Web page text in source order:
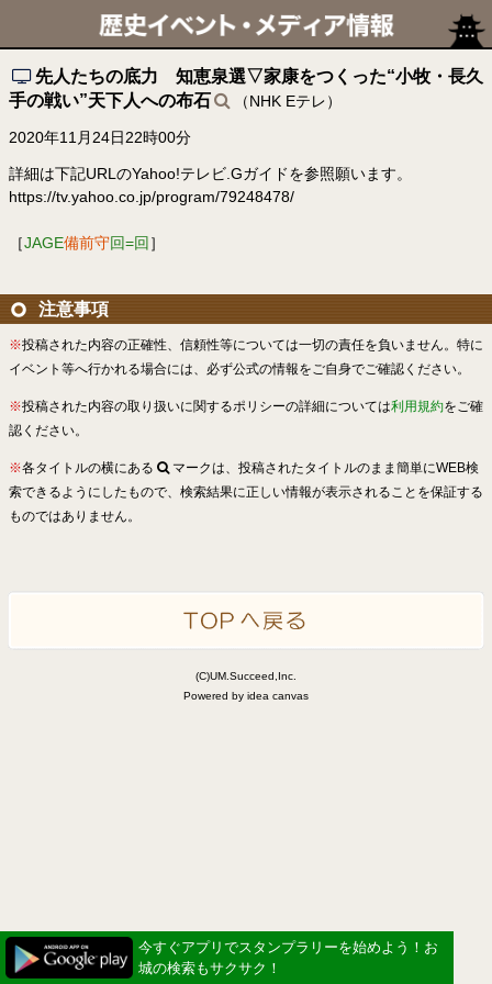
先人たちの底力 知恵泉選▽家康をつくった“小牧・長久
手の戦い”天下人への布石
（NHK Eテレ）
2020年11月24日22時00分
詳細は下記URLのYahoo!テレビ.Gガイドを参照願います。
https://tv.yahoo.co.jp/program/79248478/
［JAGE備前守回=回 ］
注意事項
※投稿された内容の正確性、信頼性等については一切の責任を負いません。特に
イベント等へ行かれる場合には、必ず公式の情報をご自身でご確認ください。
※投稿された内容の取り扱いに関するポリシーの詳細については利用規約をご確
認ください。
※各タイトルの横にある
マークは、投稿されたタイトルのまま簡単にWEB検
索できるようにしたもので、検索結果に正しい情報が表示されることを保証する
ものではありません。
(C)UM.Succeed,Inc.
Powered by idea canvas
今すぐアプリでスタンプラリーを始めよう！お
城の検索もサクサク！